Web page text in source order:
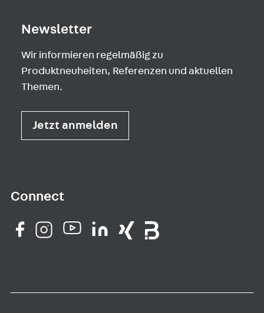
Newsletter
Wir informieren regelmäßig zu
Produktneuheiten, Referenzen und aktuellen
Themen.
Jetzt anmelden
Connect